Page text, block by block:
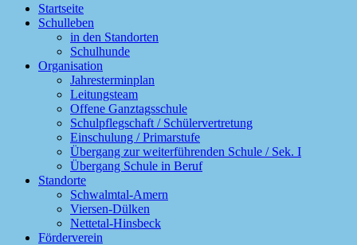
Startseite
Schulleben
in den Standorten
Schulhunde
Organisation
Jahresterminplan
Leitungsteam
Offene Ganztagsschule
Schulpflegschaft / Schülervertretung
Einschulung / Primarstufe
Übergang zur weiterführenden Schule / Sek. I
Übergang Schule in Beruf
Standorte
Schwalmtal-Amern
Viersen-Dülken
Nettetal-Hinsbeck
Förderverein